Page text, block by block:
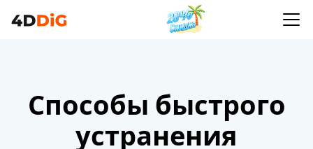
Способы быстрого
устранения